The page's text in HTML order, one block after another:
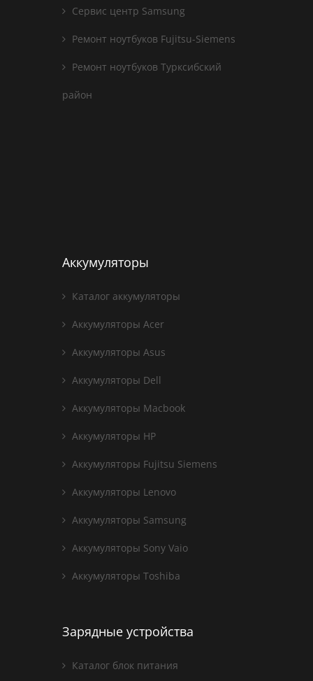
Сервис центр Samsung
Ремонт ноутбуков Fujitsu-Siemens
Ремонт ноутбуков Турксибский
район
Аккумуляторы
Каталог аккумуляторы
Аккумуляторы Acer
Аккумуляторы Asus
Аккумуляторы Dell
Аккумуляторы Macbook
Аккумуляторы HP
Аккумуляторы Fujitsu Siemens
Аккумуляторы Lenovo
Аккумуляторы Samsung
Аккумуляторы Sony Vaio
Аккумуляторы Toshiba
Зарядные устройства
Каталог блок питания